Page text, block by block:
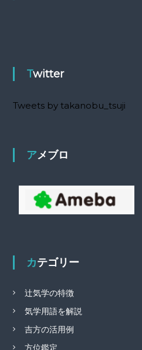
Twitter
Tweets by takanobu_tsuji
アメブロ
カテゴリー
辻気学の特徴
気学用語を解説
吉方の活用例
方位鑑定